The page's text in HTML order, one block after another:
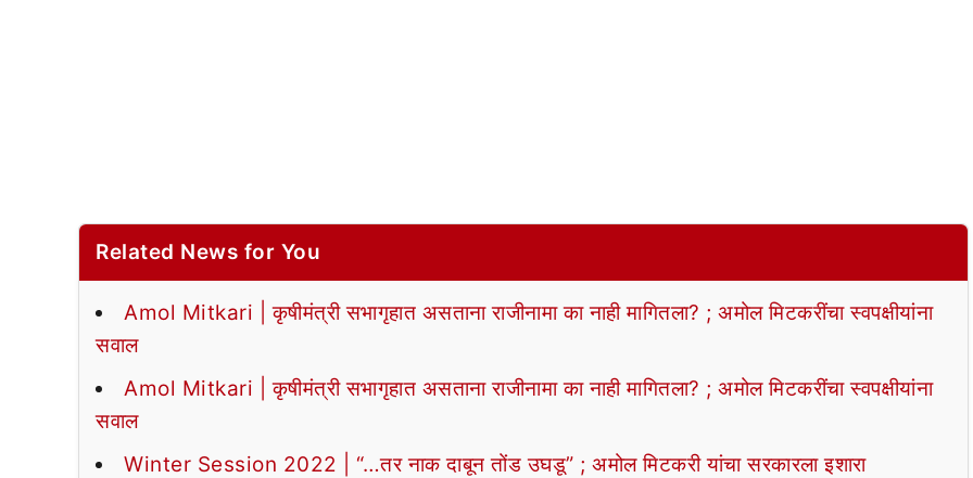
Related News for You
Amol Mitkari | कृषीमंत्री सभागृहात असताना राजीनामा का नाही मागितला? ; अमोल मिटकरींचा स्वपक्षीयांना
सवाल
Amol Mitkari | कृषीमंत्री सभागृहात असताना राजीनामा का नाही मागितला? ; अमोल मिटकरींचा स्वपक्षीयांना
सवाल
Winter Session 2022 | “…तर नाक दाबून तोंड उघडू” ; अमोल मिटकरी यांचा सरकारला इशारा